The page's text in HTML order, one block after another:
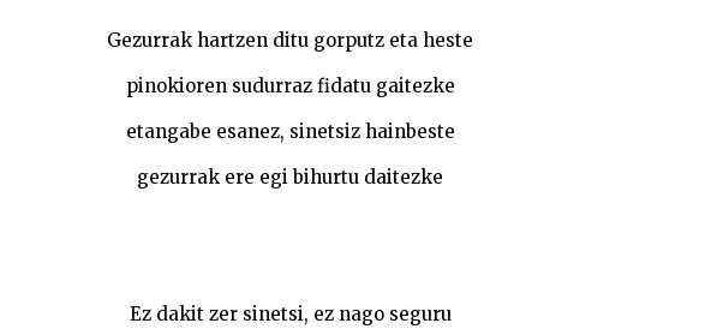
Gezurrak hartzen ditu gorputz eta heste
pinokioren sudurraz fidatu gaitezke
etangabe esanez, sinetsiz hainbeste
gezurrak ere egi bihurtu daitezke
Ez dakit zer sinetsi, ez nago seguru